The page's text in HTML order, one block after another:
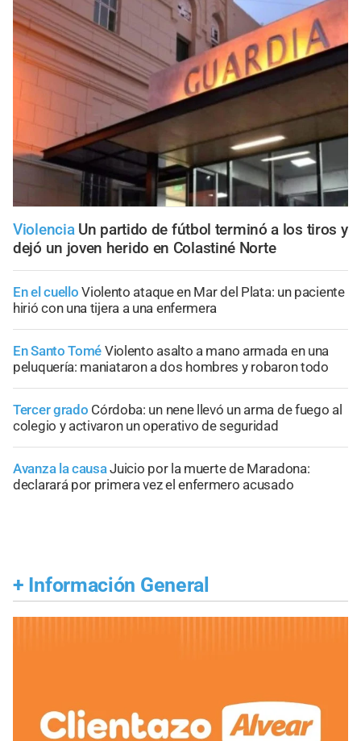
Violencia Un partido de fútbol terminó a los tiros y
dejó un joven herido en Colastiné Norte
En el cuello Violento ataque en Mar del Plata: un paciente
hirió con una tijera a una enfermera
En Santo Tomé Violento asalto a mano armada en una
peluquería: maniataron a dos hombres y robaron todo
Tercer grado Córdoba: un nene llevó un arma de fuego al
colegio y activaron un operativo de seguridad
Avanza la causaJuicio por la muerte de Maradona:
declarará por primera vez el enfermero acusado
+ Información General